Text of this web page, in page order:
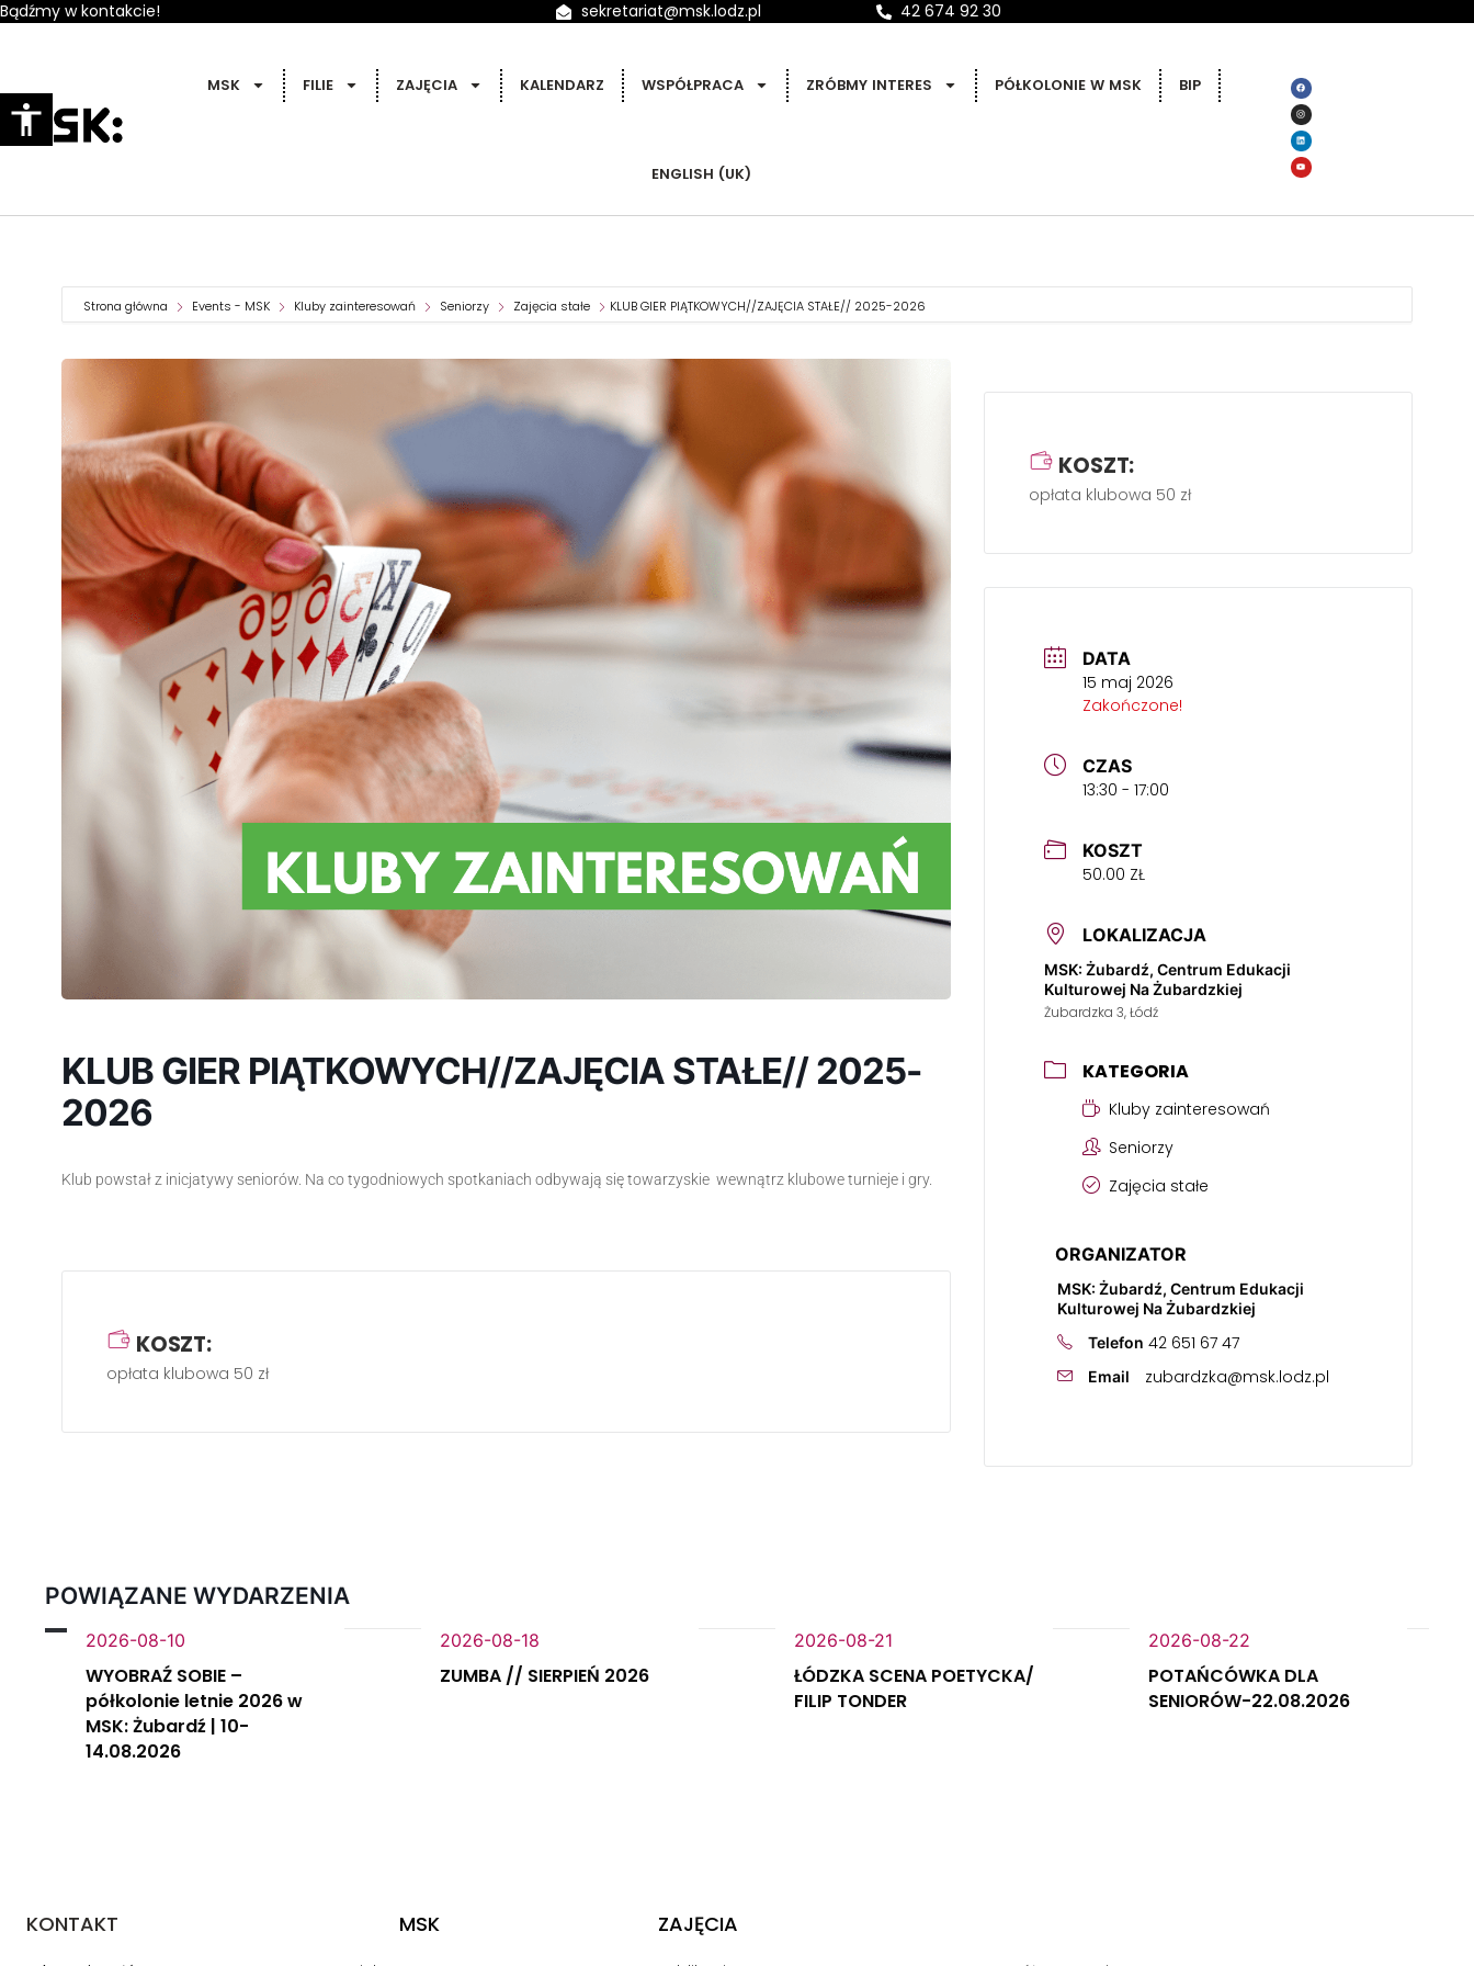
Bądźmy w kontakcie! sekretariat@msk.lodz.pl 42 674 92 30
MSK FILIE ZAJĘCIA KALENDARZ WSPÓŁPRACA ZRÓBMY INTERES PÓŁKOLONIE W MSK BIP
ENGLISH (UK)
Strona główna Events - MSK Kluby zainteresowań Seniorzy Zajęcia stałe KLUB GIER PIĄTKOWYCH//ZAJĘCIA STAŁE// 2025-2026
KLUB GIER PIĄTKOWYCH//ZAJĘCIA STAŁE// 2025-
2026
Klub powstał z inicjatywy seniorów. Na co tygodniowych spotkaniach odbywają się towarzyskie wewnątrz klubowe turnieje i gry.
KOSZT:
opłata klubowa 50 zł
DATA
15 maj 2026
Zakończone!
CZAS
13:30 - 17:00
KOSZT
50.00 ZŁ
LOKALIZACJA
MSK: Żubardź, Centrum Edukacji
Kulturowej Na Żubardzkiej
Żubardzka 3, Łódź
KATEGORIA
Kluby zainteresowań
Seniorzy
Zajęcia stałe
ORGANIZATOR
MSK: Żubardź, Centrum Edukacji
Kulturowej Na Żubardzkiej
Telefon 42 651 67 47
Email zubardzka@msk.lodz.pl
KOSZT:
opłata klubowa 50 zł
POWIĄZANE WYDARZENIA
2026-08-10
WYOBRAŹ SOBIE –
półkolonie letnie 2026 w
MSK: Żubardź | 10-
14.08.2026
2026-08-18
ZUMBA // SIERPIEŃ 2026
2026-08-21
ŁÓDZKA SCENA POETYCKA/
FILIP TONDER
2026-08-22
POTAŃCÓWKA DLA
SENIORÓW-22.08.2026
KONTAKT MSK ZAJĘCIA